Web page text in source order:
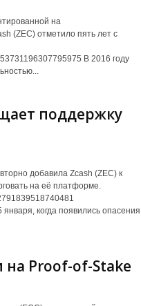
на
(ZEC) отметило пять лет с
В 2016 году
поддержку
добавила Zcash (ZEC) к
на её платформе.
когда появились опасения
Proof-of-Stake